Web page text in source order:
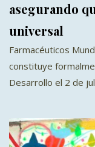
asegurando
universal
Farmacéuticos
constituye
Desarrollo el 2 de